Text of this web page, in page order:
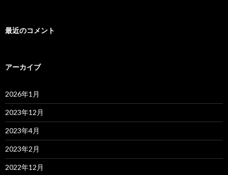
最近のコメント
アーカイブ
2026年1月
2023年12月
2023年4月
2023年2月
2022年12月